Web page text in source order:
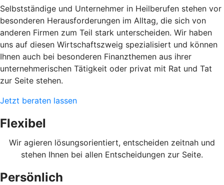
Selbstständige und Unternehmer in Heilberufen stehen vor
besonderen Herausforderungen im Alltag, die sich von
anderen Firmen zum Teil stark unterscheiden. Wir haben
uns auf diesen Wirtschaftszweig spezialisiert und können
Ihnen auch bei besonderen Finanzthemen aus ihrer
unternehmerischen Tätigkeit oder privat mit Rat und Tat
zur Seite stehen.
Jetzt beraten lassen
Flexibel
Wir agieren lösungsorientiert, entscheiden zeitnah und
stehen Ihnen bei allen Entscheidungen zur Seite.
Persönlich